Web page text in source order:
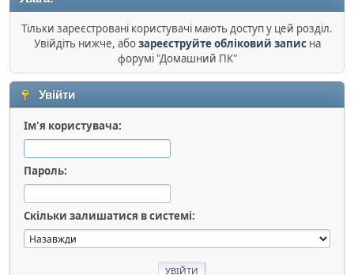
Тільки зареєстровані користувачі мають доступ у цей розділ.
Увійдіть нижче, абозареєструйте обліковий записна
форумі "Домашний ПК"
Увійти
Ім'я користувача:
Пароль:
Скільки залишатися в системі: